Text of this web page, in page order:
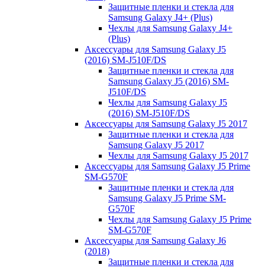
Защитные пленки и стекла для
Samsung Galaxy J4+ (Plus)
Чехлы для Samsung Galaxy J4+
(Plus)
Аксессуары для Samsung Galaxy J5
(2016) SM-J510F/DS
Защитные пленки и стекла для
Samsung Galaxy J5 (2016) SM-
J510F/DS
Чехлы для Samsung Galaxy J5
(2016) SM-J510F/DS
Аксессуары для Samsung Galaxy J5 2017
Защитные пленки и стекла для
Samsung Galaxy J5 2017
Чехлы для Samsung Galaxy J5 2017
Аксессуары для Samsung Galaxy J5 Prime
SM-G570F
Защитные пленки и стекла для
Samsung Galaxy J5 Prime SM-
G570F
Чехлы для Samsung Galaxy J5 Prime
SM-G570F
Аксессуары для Samsung Galaxy J6
(2018)
Защитные пленки и стекла для